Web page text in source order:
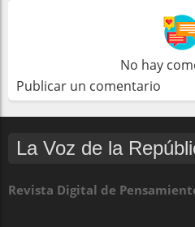
No hay
Publicar un comentario
La Voz de la
Revista Digital de